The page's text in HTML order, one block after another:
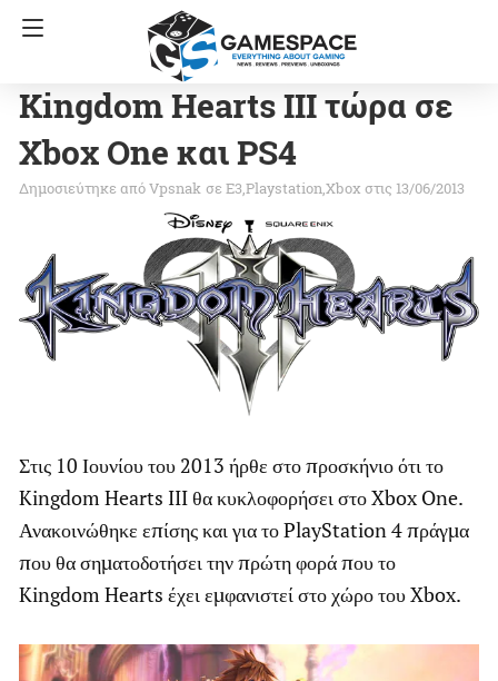
Kingdom Hearts III τώρα σε
Xbox One και PS4
Vpsnak σε E3 PlaystationXbox στις 13/06/2013
Στις 10 Ιουνίου του 2013 ήρθε στο προσκήνιο ότι το
Kingdom Hearts III θα κυκλοφορήσει στο Xbox One.
Ανακοινώθηκε επίσης και για το PlayStation 4 πράγμα
που θα σηματοδοτήσει την πρώτη φορά που το
Kingdom Hearts έχει εμφανιστεί στο χώρο του Xbox.